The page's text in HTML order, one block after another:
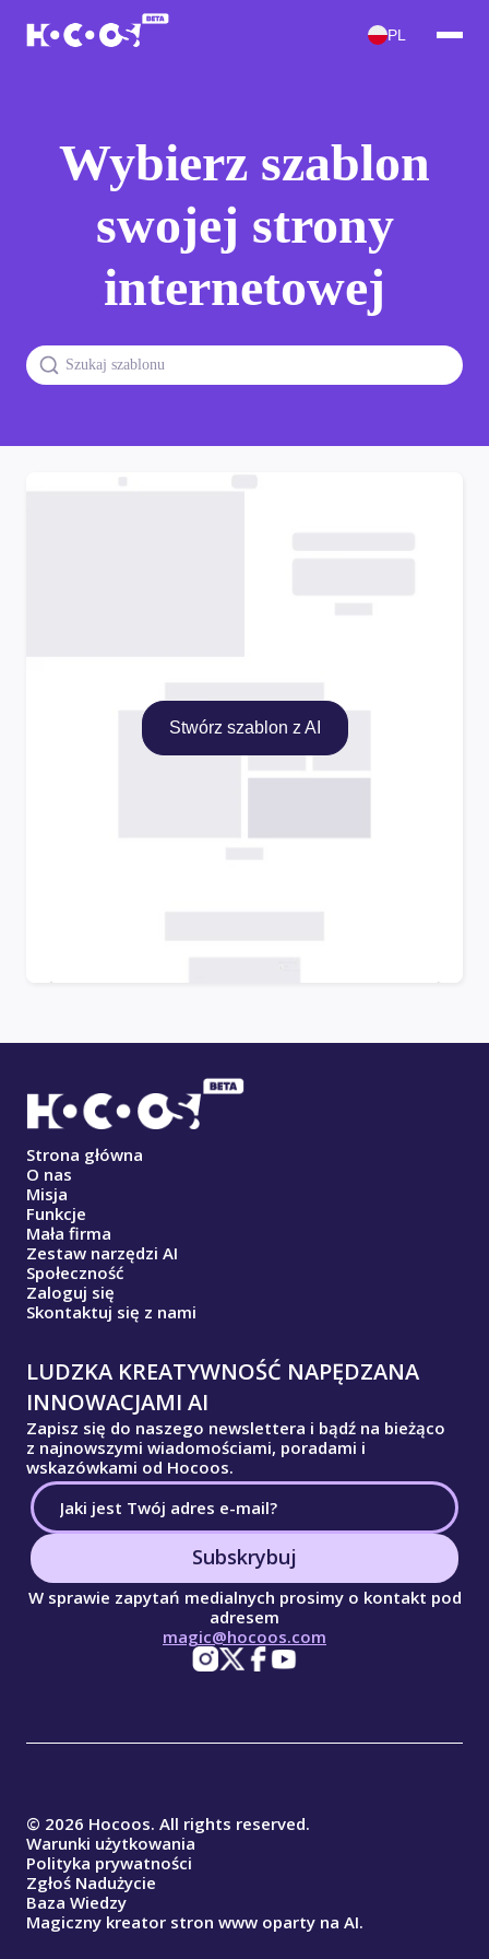
PL
Wybierz szablon
swojej strony
internetowej
Stwórz szablon z AI
Strona główna
O nas
Misja
Funkcje
Mała firma
Zestaw narzędzi AI
Społeczność
Zaloguj się
Skontaktuj się z nami
LUDZKA KREATYWNOŚĆ NAPĘDZANA
INNOWACJAMI AI
Zapisz się do naszego newslettera i bądź na bieżąco
z najnowszymi wiadomościami, poradami i
wskazówkami od Hocoos.
Subskrybuj
W sprawie zapytań medialnych prosimy o kontakt pod
adresem
magic@hocoos.com
© 2026 Hocoos. All rights reserved.
Warunki użytkowania
Polityka prywatności
Zgłoś Nadużycie
Baza Wiedzy
Magiczny kreator stron www oparty na AI.